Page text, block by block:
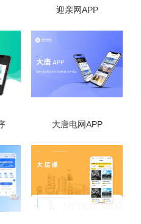
迎亲网APP
大唐电网APP